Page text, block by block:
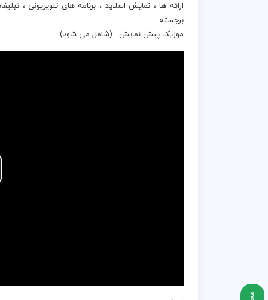
ارائه ها ، نمایش اسلاید ، برنامه های تلویزیونی ،
برجسته
موزیک پیش نمایش : (شامل می شود)